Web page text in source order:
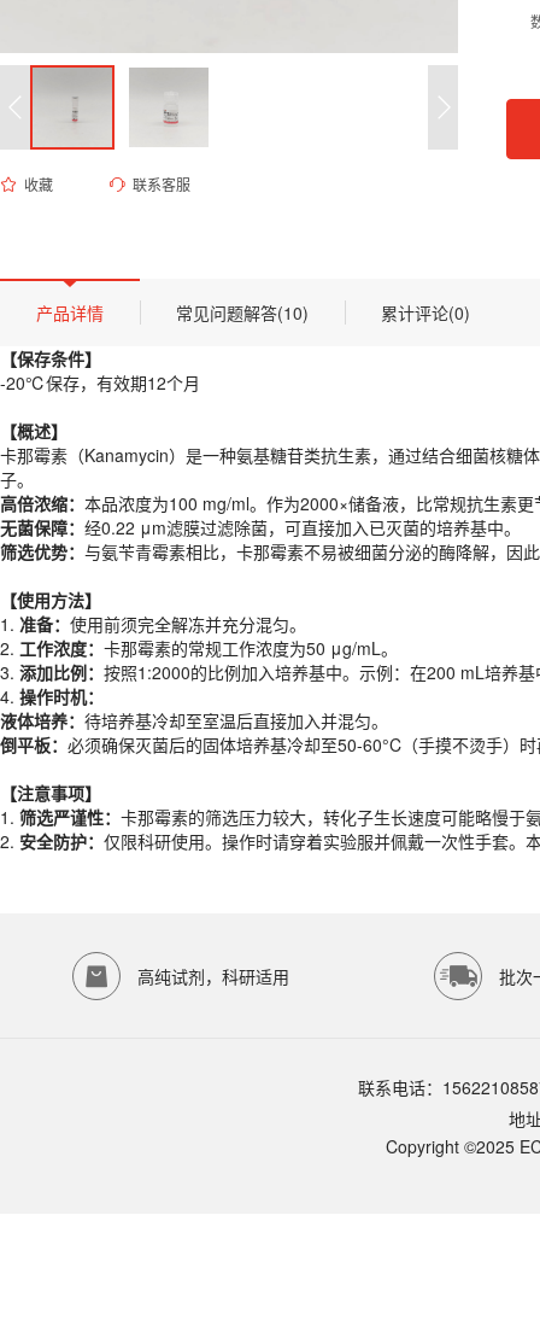
收藏 联系客服
产品描述
【保存条件】
-20℃保存，有效期12个月
【概述】
高倍浓缩：
无菌保障：经0.22 μm滤膜过滤除菌，可直接加入已灭菌的培养基中。
筛选优势：
与氨苄青霉素相比，卡那霉素不易被细菌分泌的酶降解，
【使用方法 】
1.准备：使用前须完全解冻并充分混匀。
3.添加比例：
4. 操作时机：
液体培养：待培养基冷却至室温后直接加入并混匀。
倒平板：必须确保灭菌后的固体培养基冷却至50-60°C（手摸不烫手）
【注意事项】
1.筛选严谨性：卡那霉素的筛选压力较大，转化子生长速度可能略慢于
2.
产品规格
货期
现货
规格
1ml×2管、10ml
-20℃保存
/ Neomycin — 真核细胞使用、价格高；Hygromycin — 真核 +
手套防护；卡那霉素 — 中等毒性（耳毒、肾毒）+ 致畸警告（妊娠分
产品详情 常见问题解答(10)
累计评论(0)
【保存条件】
-20℃保存，有效期12个月
【概述】
卡那霉素（Kanamycin）是一种氨基糖苷类抗生素，通过结合细菌核糖
子。
高倍浓缩： 本品浓度为100 mg/ml。作为2000×储备液，比常规抗生素
无菌保障： 经0.22 μm滤膜过滤除菌，可直接加入已灭菌的培养基中。
筛选优势： 与氨苄青霉素相比，卡那霉素不易被细菌分泌的酶降解，因
【使用方法】
1. 准备： 使用前须完全解冻并充分混匀。
2. 工作浓度： 卡那霉素的常规工作浓度为50 μg/mL。
3. 添加比例： 按照1:2000的比例加入培养基中。示例：在200 mL培养
4. 操作时机：
液体培养： 待培养基冷却至室温后直接加入并混匀。
倒平板： 必须确保灭菌后的固体培养基冷却至50-60°C（手摸不烫手）
【注意事项】
1. 筛选严谨性： 卡那霉素的筛选压力较大，转化子生长速度可能略慢于
2. 安全防护： 仅限科研使用。操作时请穿着实验服并佩戴一次性手套。
高纯试剂，科研适用 批次
联系电话：
地
Copyright ©2025